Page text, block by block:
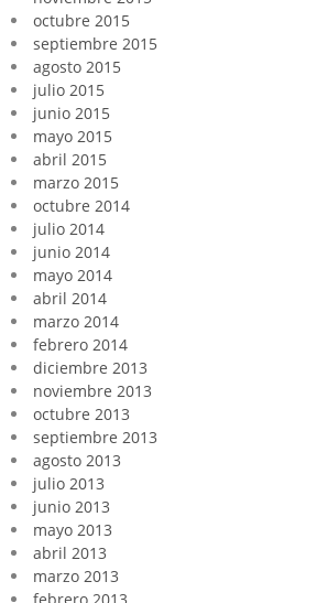
octubre 2015
septiembre 2015
agosto 2015
julio 2015
junio 2015
mayo 2015
abril 2015
marzo 2015
octubre 2014
julio 2014
junio 2014
mayo 2014
abril 2014
marzo 2014
febrero 2014
diciembre 2013
noviembre 2013
octubre 2013
septiembre 2013
agosto 2013
julio 2013
junio 2013
mayo 2013
abril 2013
marzo 2013